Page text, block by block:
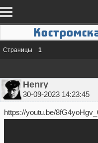
Страницы 1
Henry
30-09-2023 14:23:45
https://youtu.be/